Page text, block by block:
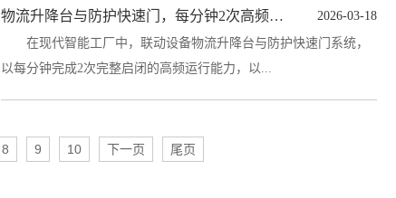
物流升降台与防护快速门，每分钟2次高频启闭，无缝对接AGV
2026-03-18
在现代智能工厂中，联动设备物流升降台与防护快速门系统，
以每分钟完成2次完整启闭的高频运行能力，以...
8 9 10 下一页 尾页